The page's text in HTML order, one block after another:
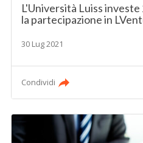
L'Università Luiss
la partecipazione in
30 Lug 2021
Condividi